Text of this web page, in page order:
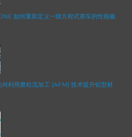
如何重新定义一级方程式赛车的性能极
何利用磨粒流加工 (AFM) 技术提升铝型材